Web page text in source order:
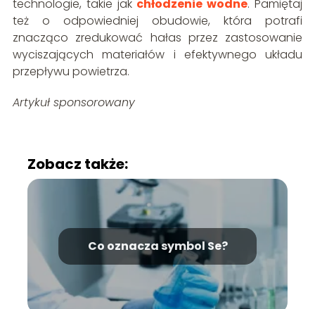
technologie, takie jak chłodzenie wodne. Pamiętaj
też o odpowiedniej obudowie, która potrafi
znacząco zredukować hałas przez zastosowanie
wyciszających materiałów i efektywnego układu
przepływu powietrza.
Artykuł sponsorowany
Zobacz także:
Co oznacza symbol Se?